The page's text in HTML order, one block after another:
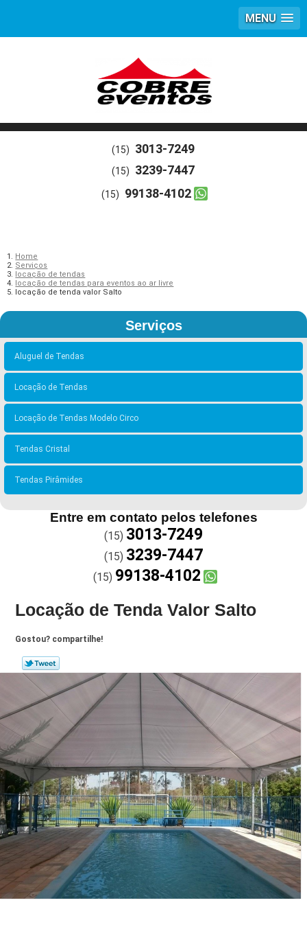
MENU
(15) 3013-7249
(15) 3239-7447
(15) 99138-4102
Home
Serviços
locação de tendas
locação de tendas para eventos ao ar livre
locação de tenda valor Salto
Serviços
Aluguel de Tendas
Locação de Tendas
Locação de Tendas Modelo Circo
Tendas Cristal
Tendas Pirâmides
Entre em contato pelos telefones
(15) 3013-7249
(15) 3239-7447
(15) 99138-4102
Locação de Tenda Valor Salto
Gostou? compartilhe!